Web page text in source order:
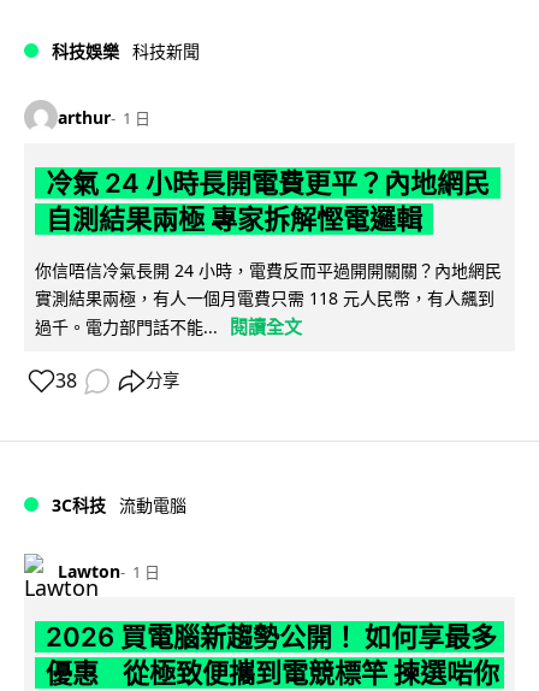
科技娛樂 科技新聞
arthur 1 日
冷氣 24 小時長開電費更平？內地網民
自測結果兩極 專家拆解慳電邏輯
你信唔信冷氣長開 24 小時，電費反而平過開開關關？內地網民
實測結果兩極，有人一個月電費只需 118 元人民幣，有人飆到
過千。電力部門話不能...
閱讀全文
38 分享
3C科技 流動電腦
Lawton 1 日
2026 買電腦新趨勢公開！ 如何享最多
優惠 從極致便攜到電競標竿 揀選啱你